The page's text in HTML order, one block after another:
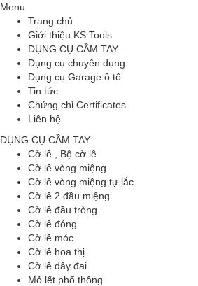
Menu
Trang chủ
Giới thiệu KS Tools
DỤNG CỤ CẦM TAY
Dụng cụ chuyên dụng
Dụng cụ Garage ô tô
Tin tức
Chứng chỉ Certificates
Liên hệ
DỤNG CỤ CẦM TAY
Cờ lê , Bộ cờ lê
Cờ lê vòng miệng
Cờ lê vòng miệng tự lắc
Cờ lê 2 đầu miệng
Cờ lê đầu tròng
Cờ lê đóng
Cờ lê móc
Cờ lê hoa thị
Cờ lê dây đai
Mỏ lết phổ thông